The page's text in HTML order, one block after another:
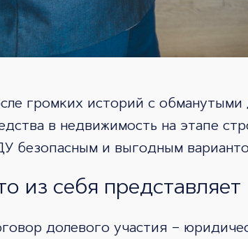
громких историй с
в недвижимость на этапе
безопасным и выгодным
из себя представляет
долевого участия –